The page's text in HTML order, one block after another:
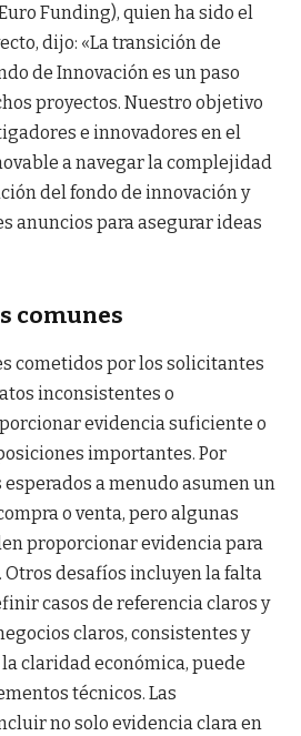
Funding), quien ha sido el
dijo: «La transición de
de Innovación es un paso
proyectos. Nuestro objetivo
e innovadores en el
a navegar la complejidad
del fondo de innovación y
anuncios para asegurar ideas
comunes
cometidos por los solicitantes
inconsistentes o
evidencia suficiente o
importantes. Por
a menudo asumen un
o venta, pero algunas
proporcionar evidencia para
Otros desafíos incluyen la falta
casos de referencia claros y
claros, consistentes y
claridad económica, puede
técnicos. Las
no solo evidencia clara en